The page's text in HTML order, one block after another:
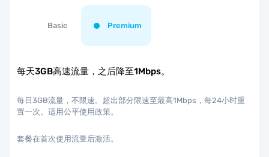
Basic Premium
每天3GB高速流量，之后降至1Mbps。
每日3GB流量，不限速。超出部分限速至最高1Mbps，每24小时重
置一次。适用公平使用政策。
套餐在首次使用流量后激活。